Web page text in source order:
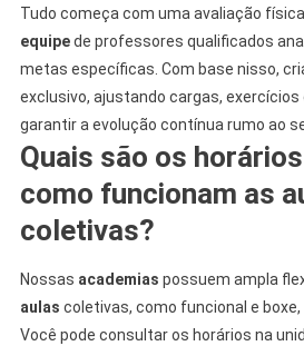
Tudo começa com uma avaliação
equipede professores qualificados
metas específicas. Com base nisso,
exclusivo, ajustando cargas, exercícios
garantir a evolução contínua rumo ao
Quais são os
como funcionam as
coletivas?
Nossas academias possuem ampla
aulas coletivas, como funcional e
Você pode consultar os horários na